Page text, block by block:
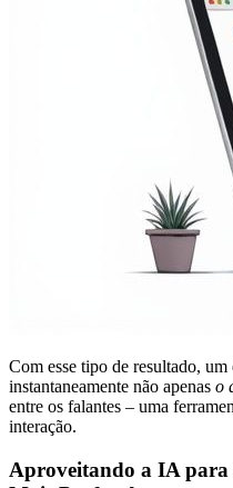
Com esse tipo de resultado,
instantaneamente não apenas o
entre os falantes – uma
interação.
Aproveitando a IA para